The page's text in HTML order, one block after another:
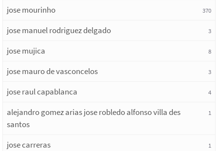
jose mourinho 370
jose manuel rodriguez delgado 3
jose mujica 8
jose mauro de vasconcelos 3
jose raul capablanca 4
alejandro gomez arias jose robledo alfonso villa des
santos
1
jose carreras 1